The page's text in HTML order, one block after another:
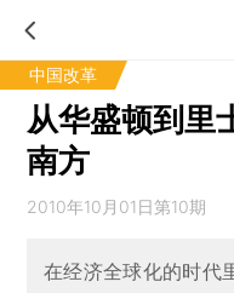
中国改革
从华盛顿到里
南方
2010年10月01日第10期
在经济全球化的时代